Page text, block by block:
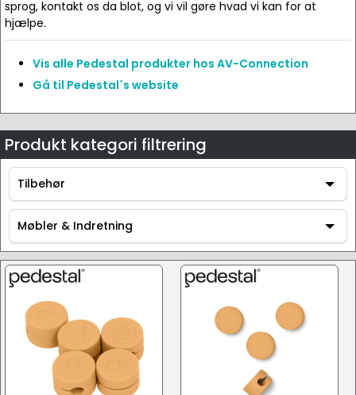
sprog, kontakt os da blot, og vi vil gøre hvad vi kan for at
hjælpe.
Vis alle Pedestal produkter hos AV-Connection
Gå til Pedestal´s website
Produkt kategori filtrering
Tilbehør
Tilbehør
Møbler & Indretning
Møbler & Indretning